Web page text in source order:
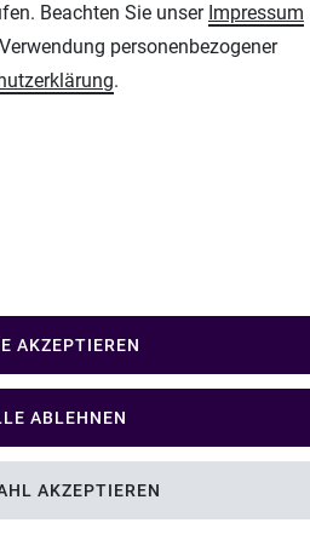
Siebdruck und Plotterfolien
- Tierbedarf
Beachten Sie unser Impressum
personenbezogener
.
AKZEPTIEREN
ABLEHNEN
AKZEPTIEREN